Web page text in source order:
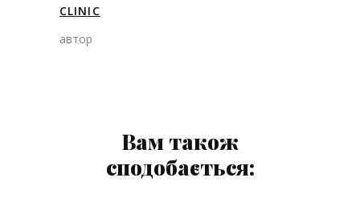
CLINIC
автор
Вам також
сподобається: